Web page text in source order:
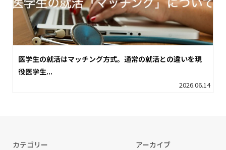
医学生の就活はマッチング方式。通常の就活との違いを現
役医学生...
2026.06.14
カテゴリー アーカイブ